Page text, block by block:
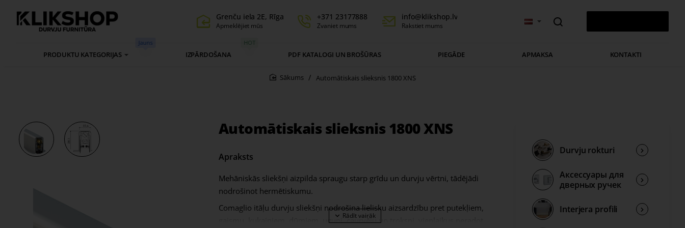
Grenču iela 2E, Rīga
Apmeklējiet mūs
+371 23177888
Zvaniet mums
info@klikshop.lv
Rakstiet mums
PRODUKTU KATEGORIJAS
Jauns
IZPĀRDOŠANA
HOT
PDF KATALOGI UN BROŠŪRAS PIEGĀDE APMAKSA KONTAKTI
Automātiskais slieksnis 1800 XNS
Automātiskais slieksnis 1800 XNS
Apraksts
Mehāniskās sliekšņi aizpilda spraugu starp grīdu un durvju vērtni, tādējādi
nodrošinot hermētiskumu.
Comaglio itāļu durvju sliekšņi nodrošina lielisku aizsardzību pret putekļiem,
gaismu, kukaiņiem, dūmiem, uguni, caurvēju un troksni, vienlaikus neradot
Durvju rokturi
Аксессуары для
дверных ручек
Interjera profili